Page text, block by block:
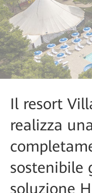
Il resort
realizza
sostenibile
soluzione